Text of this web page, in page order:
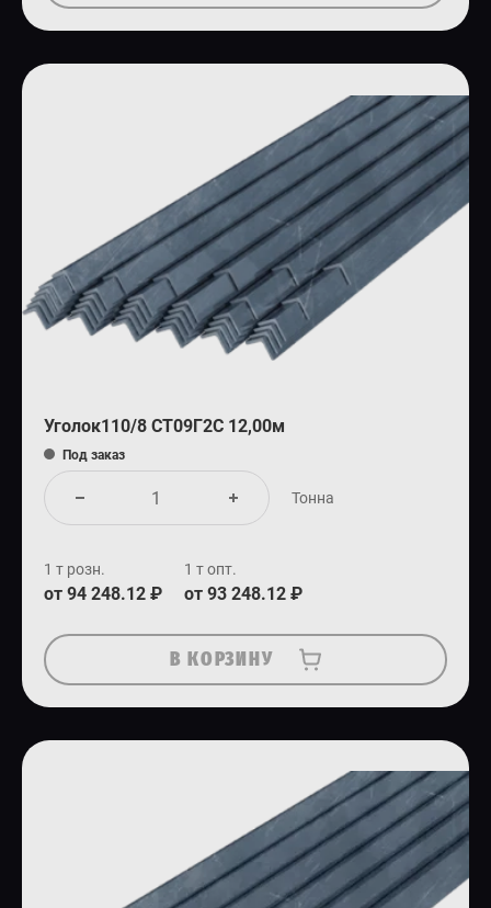
Уголок110/8 СТ09Г2С 12,00м
Под заказ
Тонна
1 т розн.
от 94 248.12 ₽
1 т опт.
от 93 248.12 ₽
В КОРЗИНУ